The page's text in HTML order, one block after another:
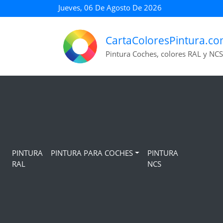
Jueves, 06 De Agosto De 2026
Pintura Coches, colores RAL y NCS
PINTURA
RAL
PINTURA PARA COCHES
PINTURA
NCS